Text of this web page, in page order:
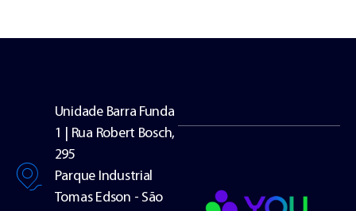
Unidade Barra Funda
1 | Rua Robert Bosch,
295
Parque Industrial
Tomas Edson - São